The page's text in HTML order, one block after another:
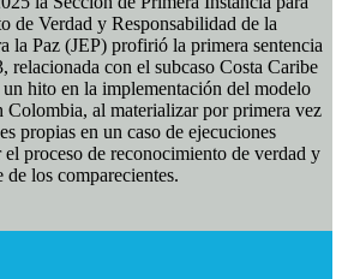
de Verdad y Responsabilidad de la
la Paz (JEP) profirió la primera sentencia
relacionada con el subcaso Costa Caribe
hito en la implementación del modelo
Colombia, al materializar por primera vez
propias en un caso de ejecuciones
proceso de reconocimiento de verdad y
los comparecientes.